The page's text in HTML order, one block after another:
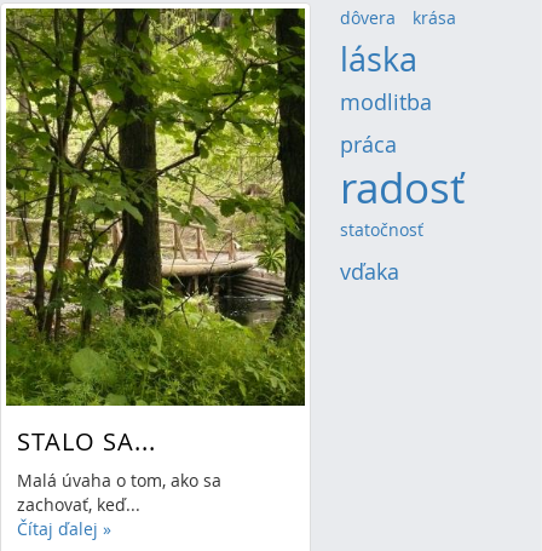
STALO SA...
Malá úvaha o tom, ako sa
zachovať, keď...
Čítaj ďalej »
dôvera (4)krása
láska
modlitba
práca
radosť(20)
statočnosť
vďaka